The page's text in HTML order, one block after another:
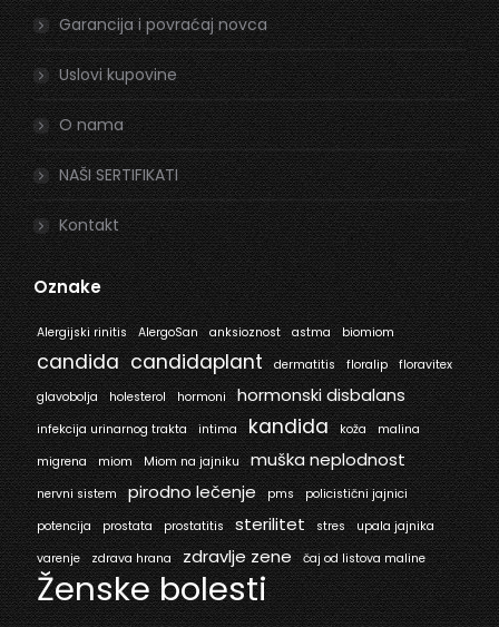
Garancija i povraćaj novca
Uslovi kupovine
O nama
NAŠI SERTIFIKATI
Kontakt
Oznake
Alergijski rinitis AlergoSan anksioznost astma biomiom
candida candidaplant dermatitis floralip
floravitex
glavobolja
holesterol hormoni hormonski disbalans
infekcija urinarnog trakta intima kandida koža
malina
migrena
miom Miom na jajniku muška neplodnost
nervni sistem pirodno lečenje pms
policistični jajnici
potencija
prostata prostatitis sterilitet stres
upala jajnika
varenje
zdrava hrana zdravlje zene čaj od listova maline
Ženske bolesti